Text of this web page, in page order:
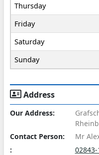
Thursday
Friday
Saturday
Sunday
Address
Our Address:
Contact Person:
Mr
: